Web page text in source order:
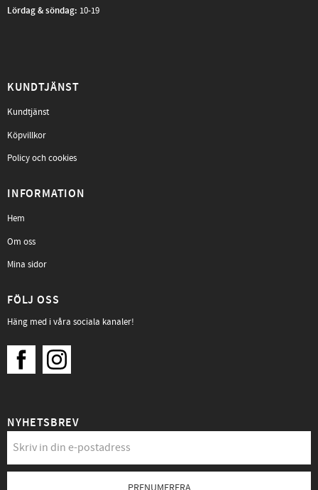
Lördag & söndag: 10-19
KUNDTJÄNST
Kundtjänst
Köpvillkor
Policy och cookies
INFORMATION
Hem
Om oss
Mina sidor
FÖLJ OSS
Häng med i våra sociala kanaler!
NYHETSBREV